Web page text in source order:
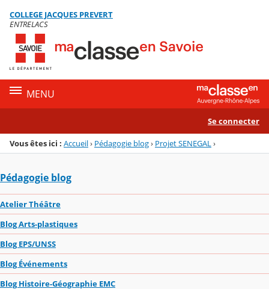
Menu de la rubrique
Contenu
COLLEGE JACQUES PREVERT
ENTRELACS
MENU
Se connecter
Vous êtes ici : Accueil› Pédagogie blog› Projet SENEGAL ›
Pédagogie blog
Atelier Théâtre
Blog Arts-plastiques
Blog EPS/UNSS
Blog Événements
Blog Histoire-Géographie EMC